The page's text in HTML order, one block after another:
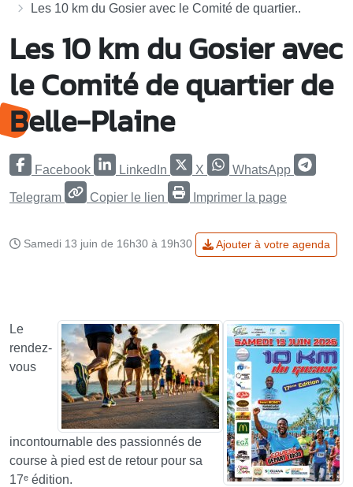
Les 10 km du Gosier avec le Comité de quartier..
Les 10 km du Gosier avec
le Comité de quartier de
Belle-Plaine
Facebook LinkedIn X WhatsApp
Telegram Copier le lien Imprimer la page
Samedi 13 juin de 16h30 à 19h30 Ajouter à votre agenda
Le
rendez-
vous
incontournable des passionnés de
course à pied est de retour pour sa
17ᵉ édition.